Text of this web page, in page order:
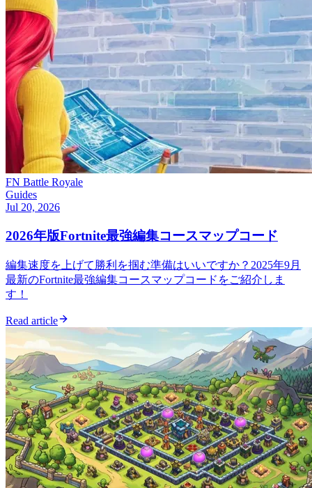
FN Battle Royale
Guides
Jul 20, 2026
2026年版Fortnite最強編集コースマップコード
編集速度を上げて勝利を掴む準備はいいですか？2025年9月
最新のFortnite最強編集コースマップコードをご紹介しま
す！
Read article